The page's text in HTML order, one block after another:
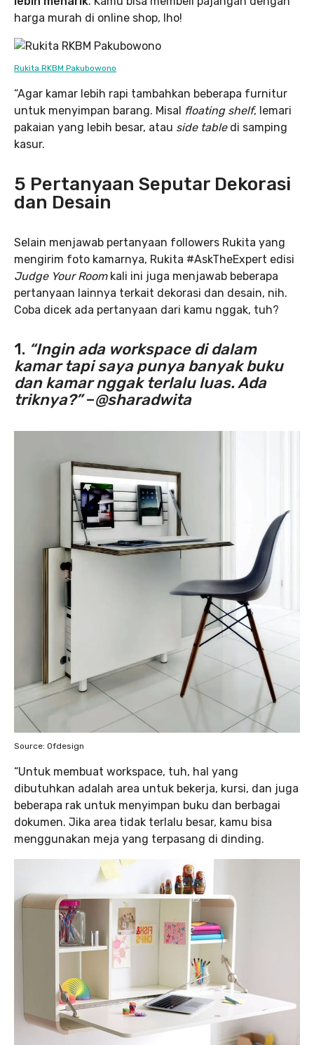
harga murah di online shop, lho!
Rukita RKBM Pakubowono
“Agar kamar lebih rapi tambahkan beberapa furnitur
untuk menyimpan barang. Misal floating shelf, lemari
pakaian yang lebih besar, atau side tabledi samping
kasur.
5 Pertanyaan Seputar Dekorasi
dan Desain
Selain menjawab pertanyaan followers Rukita yang
mengirim foto kamarnya, Rukita #AskTheExpert edisi
Judge Your Roomkali ini juga menjawab beberapa
pertanyaan lainnya terkait dekorasi dan desain, nih.
Coba dicek ada pertanyaan dari kamu nggak, tuh?
1. “Ingin ada workspace di dalam
kamar tapi saya punya banyak buku
dan kamar nggak terlalu luas. Ada
triknya?”–@sharadwita
Source: Ofdesign
“Untuk membuat workspace, tuh, hal yang
dibutuhkan adalah area untuk bekerja, kursi, dan juga
beberapa rak untuk menyimpan buku dan berbagai
dokumen. Jika area tidak terlalu besar, kamu bisa
menggunakan meja yang terpasang di dinding.